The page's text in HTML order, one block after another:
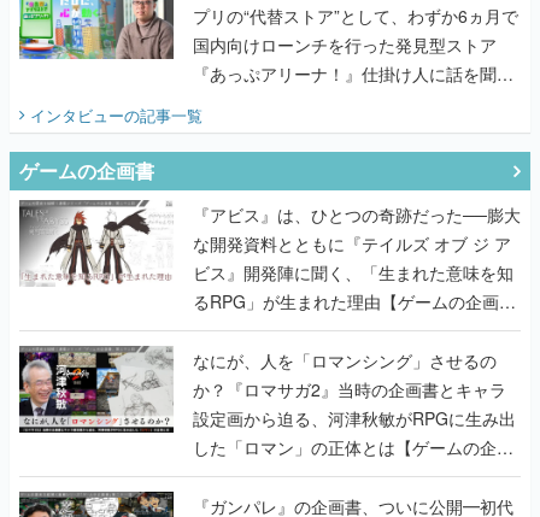
てみた
インタビューの記事一覧
『アビス』は、ひとつの奇跡だった──膨大
な開発資料とともに『テイルズ オブ ジ ア
るRPG」が生まれた理由【ゲームの企画
書】
なにが、人を「ロマンシング」させるの
か？『ロマサガ2』当時の企画書とキャラ
設定画から迫る、河津秋敏がRPGに生み出
した「ロマン」の正体とは【ゲームの企画
書】
『ガンパレ』の企画書、ついに公開━初代
PSの伝説的タイトルは、なぜ生まれたの
か？そして『LOOP8』へ受け継がれたもの
【ゲームの企画書】